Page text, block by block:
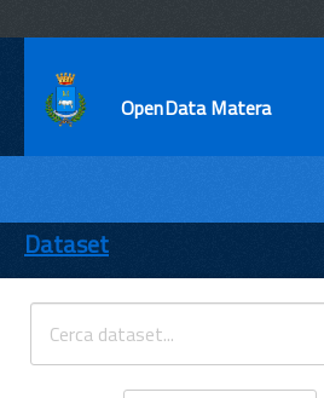
OpenData Matera
ENTI
TEMI
INFORMAZIONI
Dataset